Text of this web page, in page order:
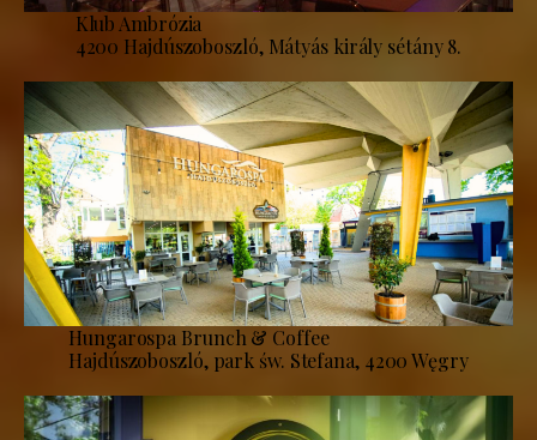
Klub Ambrózia
4200 Hajdúszoboszló, Mátyás király sétány 8.
Hungarospa Brunch & Coffee
Hajdúszoboszló, park św. Stefana, 4200 Węgry